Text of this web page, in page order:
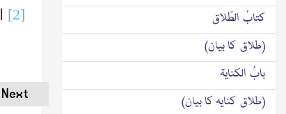
[2]
Next
کتابُ الطّلاق
(طلاق کا بیان)
بابُ الکنایۃ
(طلاق کنایہ کا بیان)